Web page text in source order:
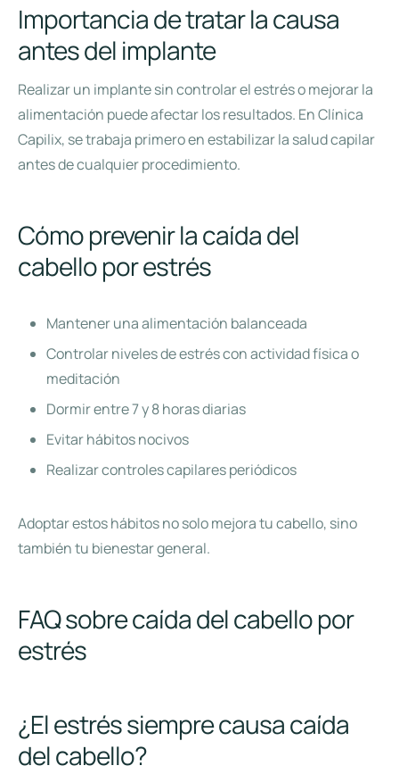
Importancia de tratar la causa
antes del implante
Realizar un implante sin controlar el estrés o mejorar la
alimentación puede afectar los resultados. En Clínica
Capilix, se trabaja primero en estabilizar la salud capilar
antes de cualquier procedimiento.
Cómo prevenir la caída del
cabello por estrés
Mantener una alimentación balanceada
Controlar niveles de estrés con actividad física o
meditación
Dormir entre 7 y 8 horas diarias
Evitar hábitos nocivos
Realizar controles capilares periódicos
Adoptar estos hábitos no solo mejora tu cabello, sino
también tu bienestar general.
FAQ sobre caída del cabello por
estrés
¿El estrés siempre causa caída
del cabello?